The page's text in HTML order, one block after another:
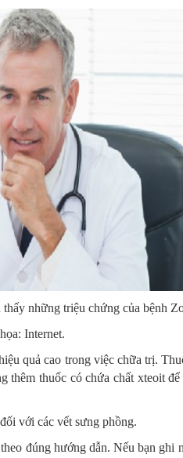
những triệu chứng của bệnh
Internet.
quả cao trong việc chữa trị.
thuốc có chứa chất xteoit
với các vết sưng phồng.
đúng hướng dẫn. Nếu bạn